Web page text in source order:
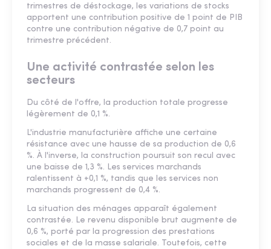
trimestres de déstockage, les variations de stocks
apportent une contribution positive de 1 point de PIB
contre une contribution négative de 0,7 point au
trimestre précédent.
Une activité contrastée selon les
secteurs
Du côté de l'offre, la production totale progresse
légèrement de 0,1 %.
L'industrie manufacturière affiche une certaine
résistance avec une hausse de sa production de 0,6
%. À l'inverse, la construction poursuit son recul avec
une baisse de 1,3 %. Les services marchands
ralentissent à +0,1 %, tandis que les services non
marchands progressent de 0,4 %.
La situation des ménages apparaît également
contrastée. Le revenu disponible brut augmente de
0,6 %, porté par la progression des prestations
sociales et de la masse salariale. Toutefois, cette